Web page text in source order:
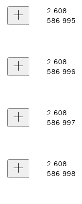
2 608
586 995
2 608
586 996
2 608
586 997
2 608
586 998